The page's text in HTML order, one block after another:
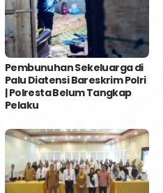
Pembunuhan Sekeluarga di
Palu Diatensi Bareskrim Polri
| Polresta Belum Tangkap
Pelaku